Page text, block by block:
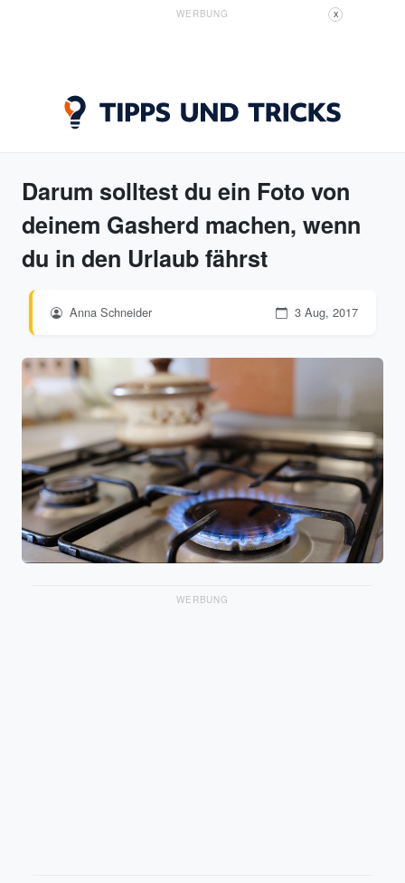
WERBUNG X
Darum solltest du ein Foto von
deinem Gasherd machen, wenn
du in den Urlaub fährst
Anna Schneider 3 Aug, 2017
WERBUNG